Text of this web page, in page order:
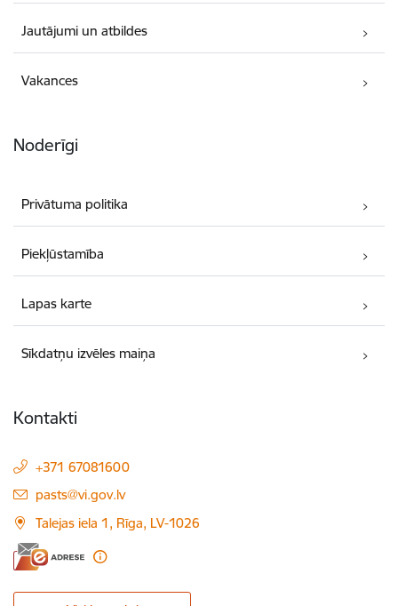
Jautājumi un atbildes
Vakances
Noderīgi
Privātuma politika
Piekļūstamība
Lapas karte
Sīkdatņu izvēles maiņa
Kontakti
+371 67081600
E-pasts:
pasts@vi.gov.lv
Talejas iela 1, Rīga, LV-1026